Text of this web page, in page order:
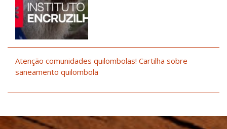
Atenção comunidades quilombolas! Cartilha sobre
saneamento quilombola